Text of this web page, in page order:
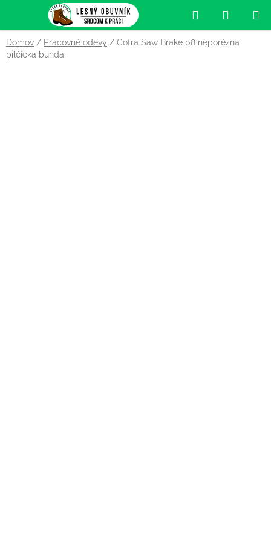
obsah
Hľadať
KOŠÍK
Domov / Pracovné odevy / Cofra Saw Brake 08 neporézna
pilčícka bunda